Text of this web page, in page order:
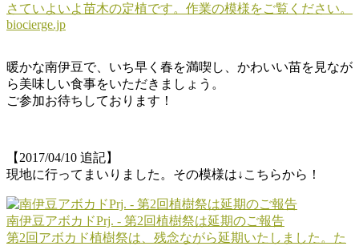
さていよいよ苗木の定植です。作業の模様をご覧ください。
biocierge.jp
暖かな南伊豆で、いち早く春を満喫し、かわいい苗を見なが
ら美味しい食事をいただきましょう。
ご参加お待ちしております！
【2017/04/10 追記】
現地に行ってまいりました。その模様は↓こちらから！
南伊豆アボカドPrj. - 第2回植樹祭は延期のご報告
第2回アボカド植樹祭は、残念ながら延期いたしました。た